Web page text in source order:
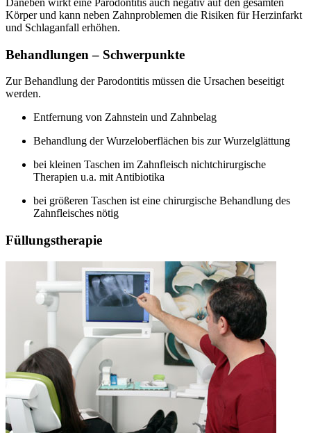
Körper und kann neben Zahnproblemen die Risiken für Herzinfarkt
und Schlaganfall erhöhen.
Behandlungen – Schwerpunkte
Zur Behandlung der Parodontitis müssen die Ursachen beseitigt
werden.
Entfernung von Zahnstein und Zahnbelag
Behandlung der Wurzeloberflächen bis zur Wurzelglättung
bei kleinen Taschen im Zahnfleisch nichtchirurgische
Therapien u.a. mit Antibiotika
bei größeren Taschen ist eine chirurgische Behandlung des
Zahnfleisches nötig
Füllungstherapie